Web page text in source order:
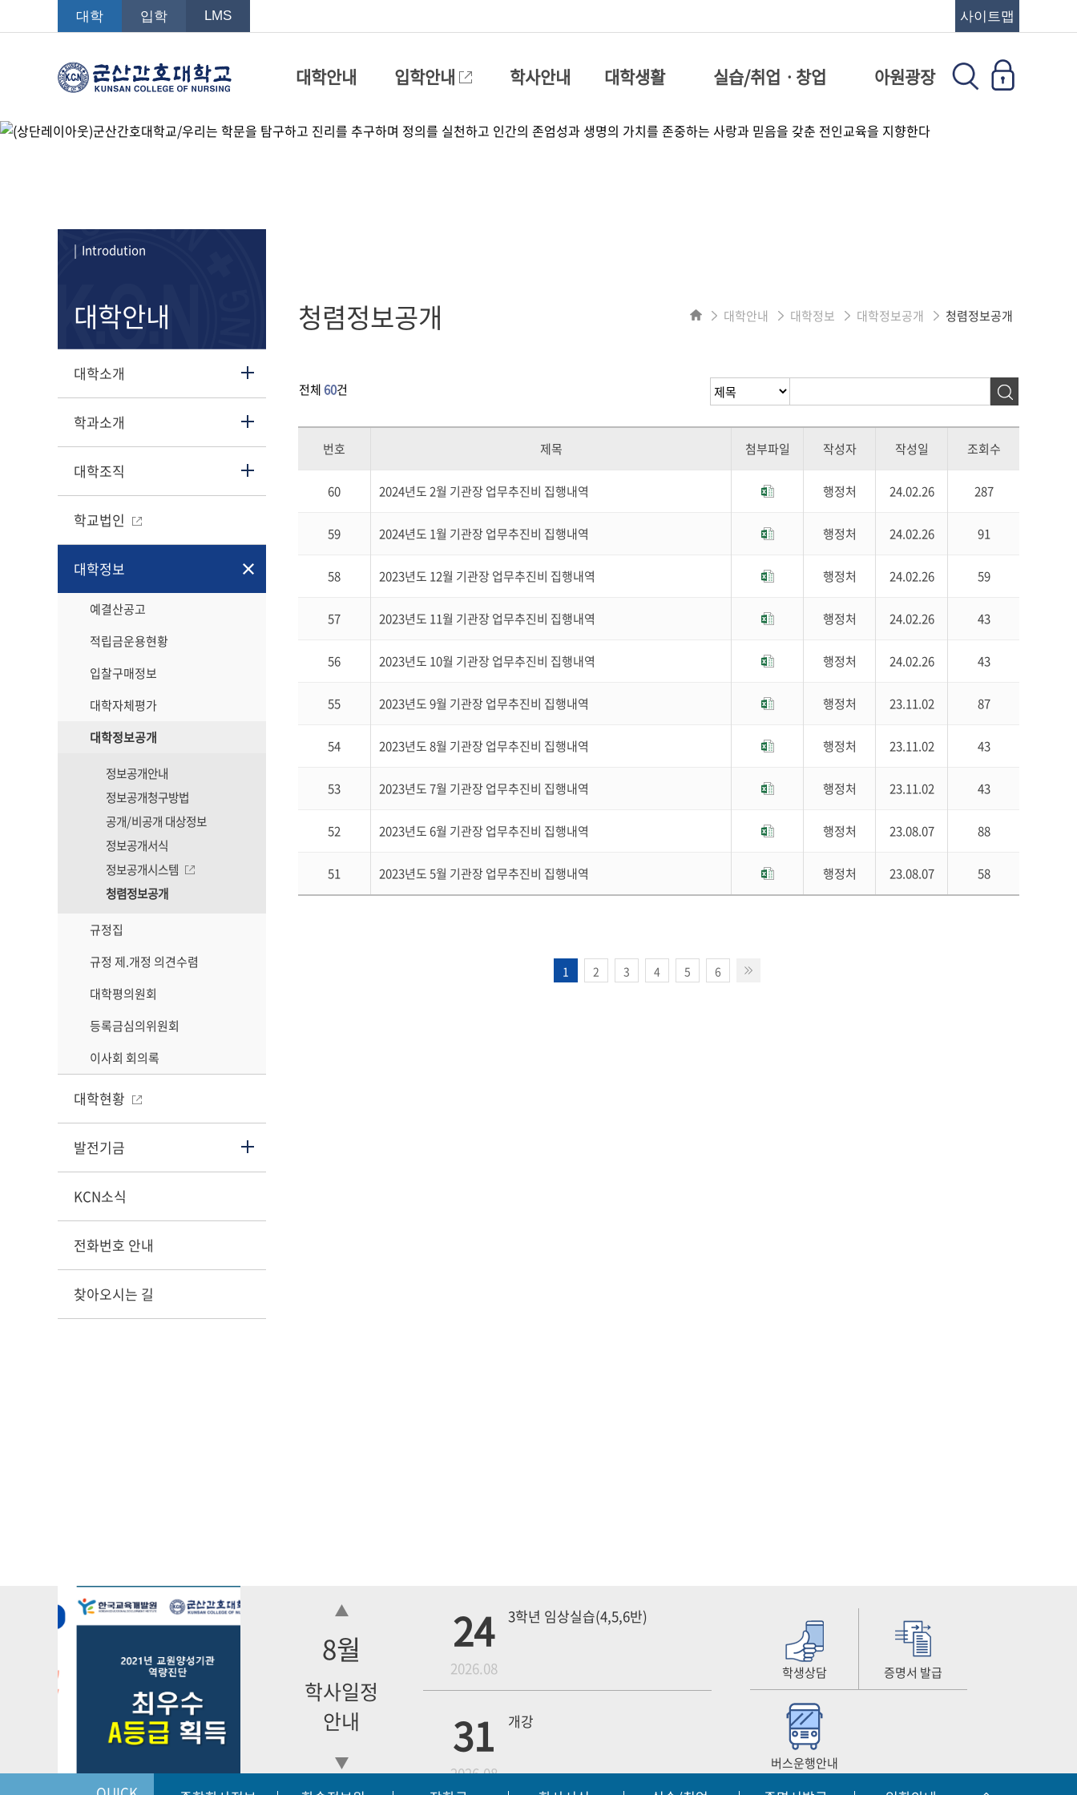
대학 입학 LMS 사이트맵
대학안내 입학안내 학사안내 대학생활 실습/취업ㆍ창업 아원광장
| Introdution
대학안내
대학소개
학과소개
대학조직
학교법인
대학정보
예결산공고
적립금운용현황
입찰구매정보
대학자체평가
대학정보공개
정보공개안내
정보공개청구방법
공개/비공개 대상정보
정보공개서식
정보공개시스템
청렴정보공개
규정집
규정 제.개정 의견수렴
대학평의원회
등록금심의위원회
이사회 회의록
대학현황
발전기금
KCN소식
전화번호 안내
찾아오시는 길
청렴정보공개 대학안내 대학정보 대학정보공개 청렴정보공개
전체60건
번호 제목 첨부파일 작성자 작성일 조회수
60 2024년도 2월 기관장 업무추진비 집행내역 행정처 24.02.26 287
59 2024년도 1월 기관장 업무추진비 집행내역 행정처 24.02.26 91
58 2023년도 12월 기관장 업무추진비 집행내역 행정처 24.02.26 59
57 2023년도 11월 기관장 업무추진비 집행내역 행정처 24.02.26 43
56 2023년도 10월 기관장 업무추진비 집행내역 행정처 24.02.26 43
55 2023년도 9월 기관장 업무추진비 집행내역 행정처 23.11.02 87
54 2023년도 8월 기관장 업무추진비 집행내역 행정처 23.11.02 43
53 2023년도 7월 기관장 업무추진비 집행내역 행정처 23.11.02 43
52 2023년도 6월 기관장 업무추진비 집행내역 행정처 23.08.07 88
51 2023년도 5월 기관장 업무추진비 집행내역 행정처 23.08.07 58
1 2 3 4 5 6
8월
학사일정
안내
24
2026.08
3학년 임상실습(4,5,6반)
31
2026.08
개강
학생상담 증명서 발급
버스운행안내